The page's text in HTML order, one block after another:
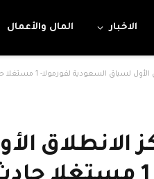
الاخبار المال والأعمال
السعودية لفورمولا- 1 مستغلا حادث نوريس
الانطلاق